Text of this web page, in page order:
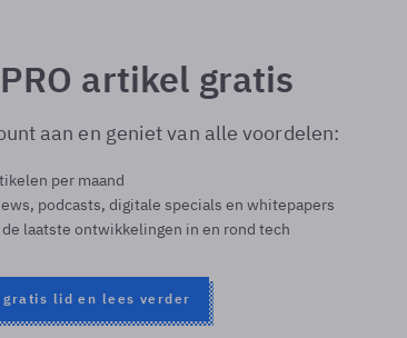
artikel gratis
aan en geniet van alle voordelen:
per maand
podcasts, digitale specials en whitepapers
laatste ontwikkelingen in en rond tech
gratis lid en lees verder